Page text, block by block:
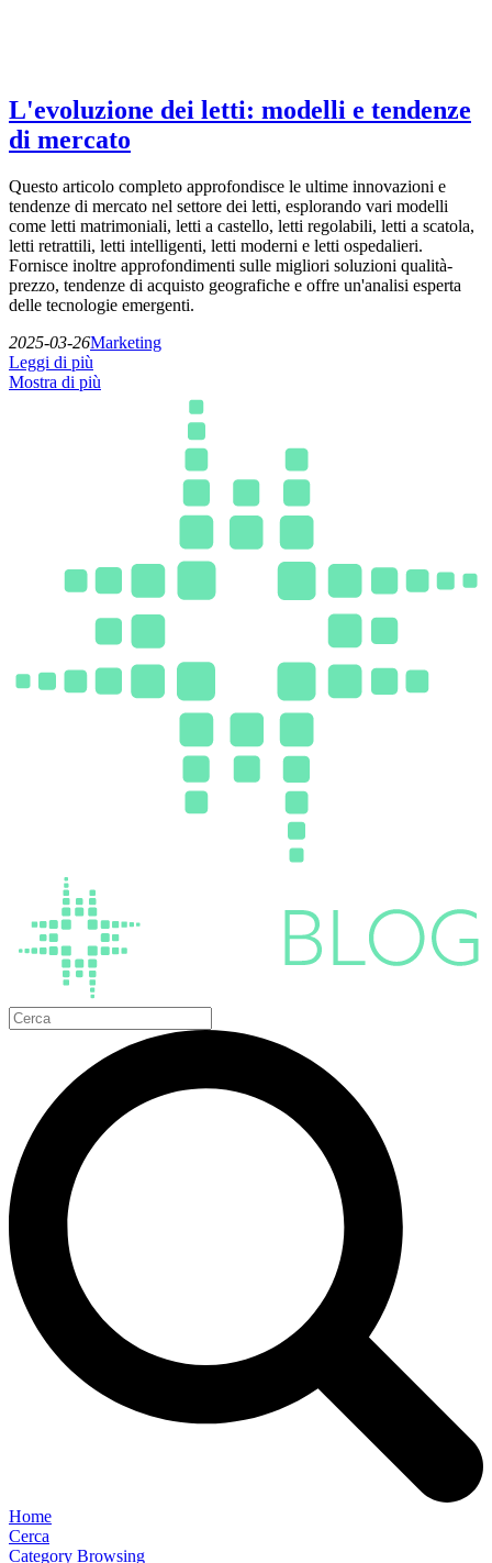
L'evoluzione dei letti: modelli e tendenze
di mercato
Questo articolo completo approfondisce le ultime innovazioni e
tendenze di mercato nel settore dei letti, esplorando vari modelli
come letti matrimoniali, letti a castello, letti regolabili, letti a scatola,
letti retrattili, letti intelligenti, letti moderni e letti ospedalieri.
Fornisce inoltre approfondimenti sulle migliori soluzioni qualità-
prezzo, tendenze di acquisto geografiche e offre un'analisi esperta
delle tecnologie emergenti.
2025-03-26Marketing
Leggi di più
Mostra di più
Home
Cerca
Category Browsing